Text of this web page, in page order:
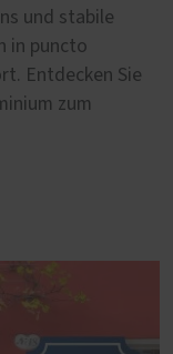
und stabile
in puncto
Entdecken Sie
zum